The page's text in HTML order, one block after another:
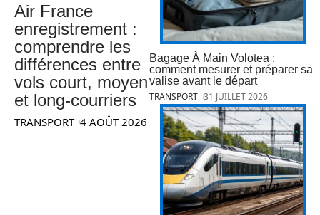
Air France
enregistrement :
comprendre les
différences entre
vols court, moyen
et long-courriers
TRANSPORT 4 AOÛT 2026
Bagage À Main Volotea :
comment mesurer et préparer sa
valise avant le départ
TRANSPORT 31 JUILLET 2026